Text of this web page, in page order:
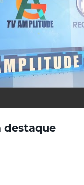
destaque